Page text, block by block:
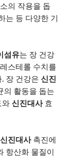
의 작용을 돕
는 등 다양한 기
섬유는 장 건강
스테롤 수치를
장 건강은 신진
의 활동을 돕는
와신진대사효
신진대사촉진에
항산화 물질이